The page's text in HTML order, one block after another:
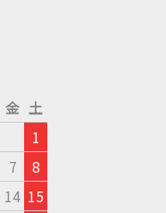
金 土
1
7
8
14 15